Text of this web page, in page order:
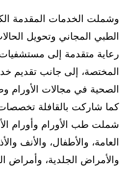
وشملت الخدمات المقدمة
الطبي المجاني وتحويل
رعاية متقدمة إلى
المختصة، إلى جانب تقديم
الصحية في مجالات الأورام
كما شاركت بالقافلة
شملت طب الأورام وأورام
العامة، والأطفال، والأنف
والأمراض الجلدية، وأمراض